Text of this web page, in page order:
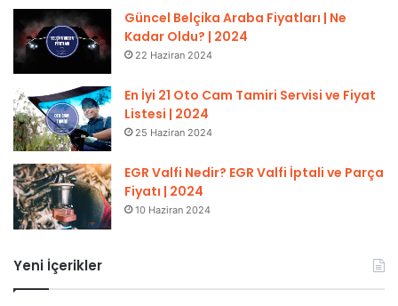
Güncel Belçika Araba Fiyatları | Ne
Kadar Oldu? | 2024
22 Haziran 2024
En İyi 21 Oto Cam Tamiri Servisi ve Fiyat
Listesi | 2024
25 Haziran 2024
EGR Valfi Nedir? EGR Valfi İptali ve Parça
Fiyatı | 2024
10 Haziran 2024
Yeni İçerikler